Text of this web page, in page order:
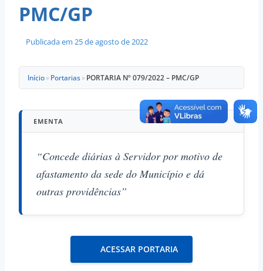
PMC/GP
Publicada em 25 de agosto de 2022
Início» Portarias» PORTARIA Nº 079/2022 – PMC/GP
EMENTA
“Concede diárias à Servidor por motivo de
afastamento da sede do Município e dá
outras providências”
ACESSAR PORTARIA